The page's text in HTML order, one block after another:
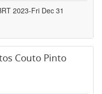
2023-Fri Dec 31
Couto Pinto